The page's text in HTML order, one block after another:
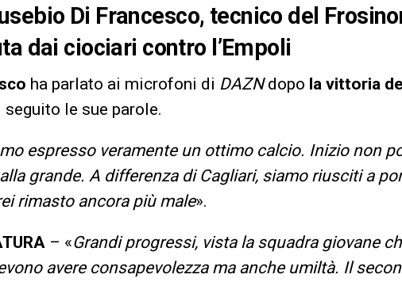
Di Francesco, tecnico del
dai ciociari contro l’Empoli
ha parlato ai microfoni di DAZNdopo la vittoria
seguito le sue parole.
espresso veramente un ottimo calcio. Inizio non
grande. A differenza di Cagliari, siamo riusciti a
rimasto ancora più male».
– «Grandi progressi, vista la squadra giovane
avere consapevolezza ma anche umiltà. Il